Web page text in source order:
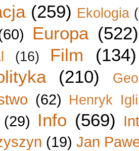
(259) Ekologia
Europa (522)
(16) Film
(134)
(210)
(62) Henryk
(29) Info (569)
(19) Jan